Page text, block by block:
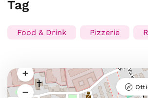
Tag
Food & Drink Pizzerie